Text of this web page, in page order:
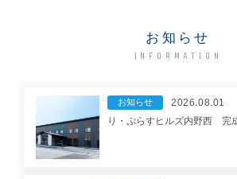
お知らせ
INFORMATION
お知らせ
2026.08.01
り・ぷらすヒルズ内野西 完